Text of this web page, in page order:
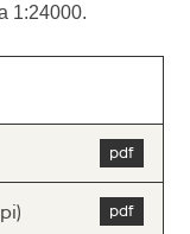
1:24000.